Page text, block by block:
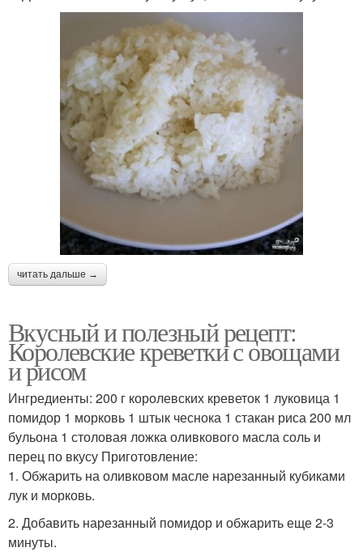
читать дальше →
Вкусный и полезный рецепт:
Королевские креветки с овощами
и рисом
Ингредиенты: 200 г королевских креветок 1 луковица 1
помидор 1 морковь 1 штык чеснока 1 стакан риса 200 мл
бульона 1 столовая ложка оливкового масла соль и
перец по вкусу Приготовление:
1. Обжарить на оливковом масле нарезанный кубиками
лук и морковь.
2. Добавить нарезанный помидор и обжарить еще 2-3
минуты.